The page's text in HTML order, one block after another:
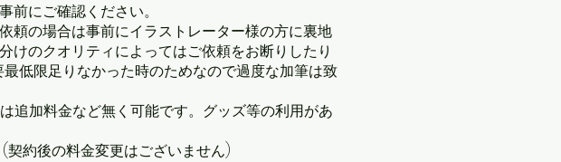
にご確認ください。
頼の場合は事前にイラストレーター様の方に裏地
けのクオリティによってはご依頼をお断りしたり
低限足りなかった時のためなので過度な加筆は致
追加料金など無く可能です。グッズ等の利用があ
約後の料金変更はございません)